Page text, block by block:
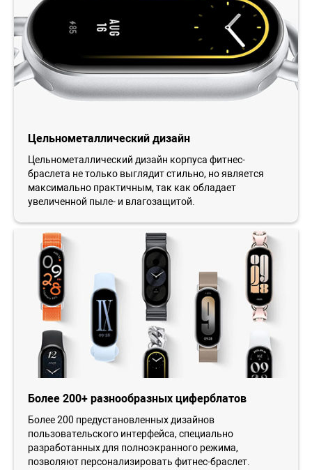
Цельнометаллический дизайн
Цельнометаллический дизайн корпуса фитнес-
браслета не только выглядит стильно, но является
максимально практичным, так как обладает
увеличенной пыле- и влагозащитой.
Более 200+ разнообразных циферблатов
Более 200 предустановленных дизайнов
пользовательского интерфейса, специально
разработанных для полноэкранного режима,
позволяют персонализировать фитнес-браслет.